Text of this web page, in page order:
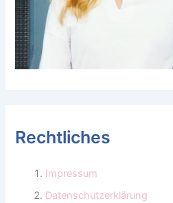
Rechtliches
Impressum
Datenschutzerklärung